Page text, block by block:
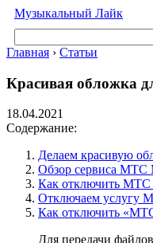
Музыкальный Лайк
Главная › Статьи
Красивая обложка
18.04.2021
Содержание:
Делаем красивую
Обзор сервиса МТС
Как отключить МТС
Отключаем услугу
Как отключить «МТС
Для передачи